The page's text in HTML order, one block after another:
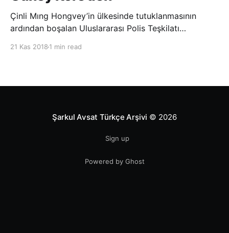
Çinli Mıng Hongvey’in ülkesinde tutuklanmasının
ardından boşalan Uluslararası Polis Teşkilatı
21 Kas 2018 1 min read
Şarkul Avsat Türkçe Arşivi © 2026
Sign up
Powered by Ghost